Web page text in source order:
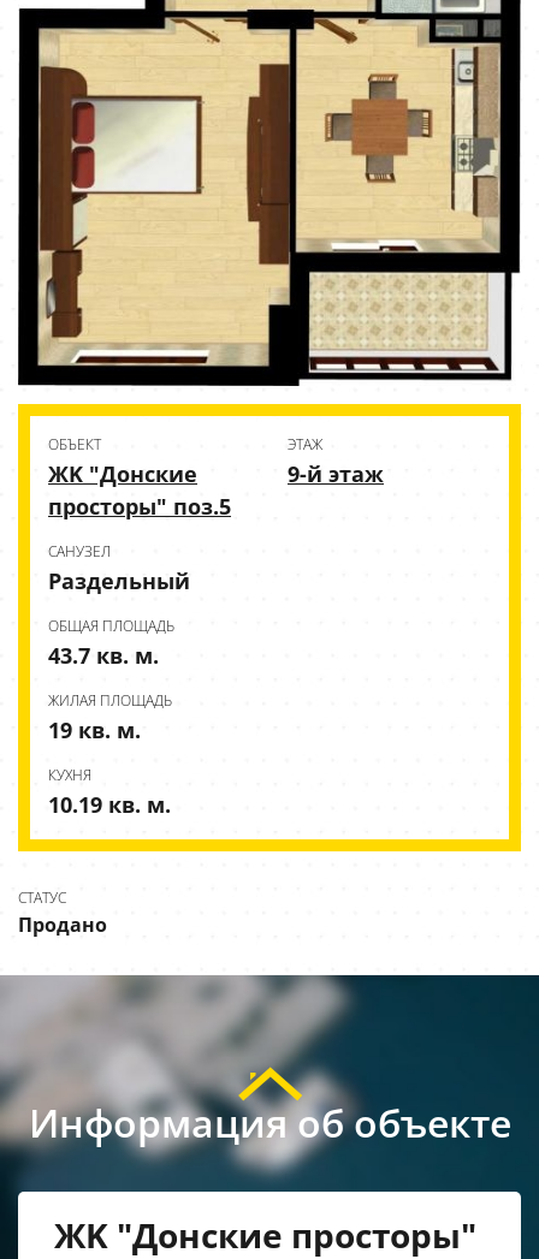
ОБЪЕКТ
ЖK "Донские
просторы" поз.5
ЭТАЖ
9-й этаж
CАНУЗЕЛ
Раздельный
ОБЩАЯ ПЛОЩАДЬ
43.7 кв. м.
ЖИЛАЯ ПЛОЩАДЬ
19 кв. м.
КУХНЯ
10.19 кв. м.
СТАТУС
Продано
Информация об объекте
ЖK "Донские просторы"